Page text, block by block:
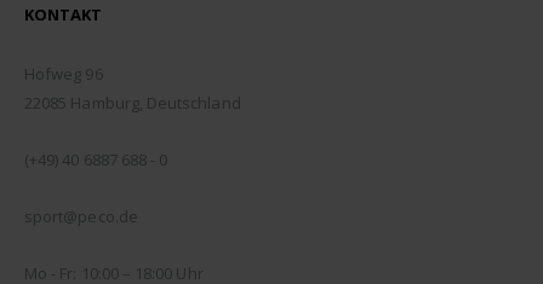
KONTAKT
Hofweg 96
22085 Hamburg, Deutschland
(+49) 40 6887 688 - 0
sport@peco.de
Mo - Fr: 10:00 – 18:00 Uhr